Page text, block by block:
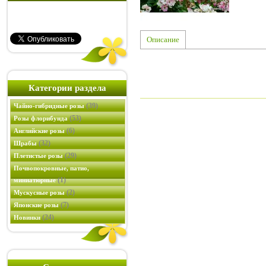
Категории раздела
Чайно-гибридные розы(39)
Розы флорибунда(53)
Английские розы(6)
Шрабы(32)
Плетистые розы(29)
Почвопокровные, патио,
миниатюрные(1)
Мускусные розы(2)
Японские розы(7)
Новинки(24)
Описание